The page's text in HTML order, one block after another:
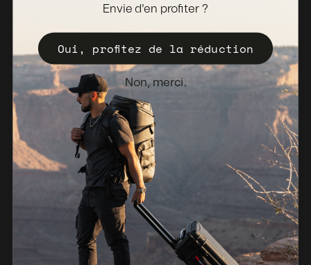
Politique de vente
Bulletin d'information
Pays-Bas (EUR €)
© 2026, NANUK Europe.Propulsé par Shopify
Envie d'en profiter ?
Oui, profitez de la réduction
Non, merci.